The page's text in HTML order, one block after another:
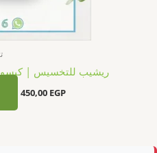
ريشيب للتخسيس |
450,00 EGP